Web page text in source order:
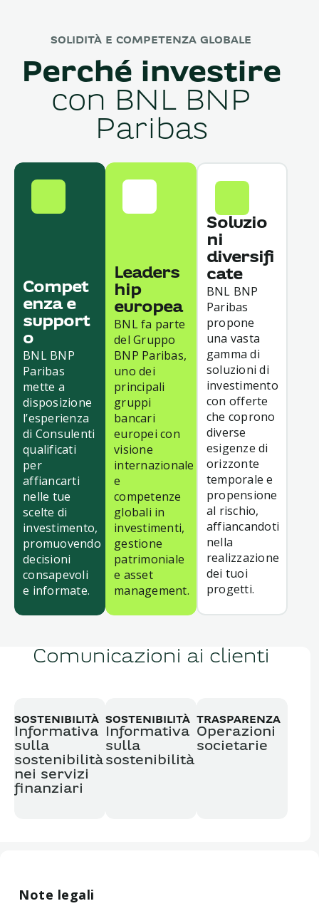
SOLIDITÀ E COMPETENZA GLOBALE
Perché investire
con BNL BNP
Paribas
Compet
enza e
support
o
BNL BNP
Paribas
mette a
disposizione
l’esperienza
di Consulenti
qualificati
per
affiancarti
nelle tue
scelte di
investimento,
promuovendo
decisioni
consapevoli
e informate.
Leaders
hip
europea
BNL fa parte
del Gruppo
BNP Paribas,
uno dei
principali
gruppi
bancari
europei con
visione
internazionale
e
competenze
globali in
investimenti,
gestione
patrimoniale
e asset
management.
Soluzio
ni
diversifi
cate
BNL BNP
Paribas
propone
una vasta
gamma di
soluzioni di
investimento
con offerte
che coprono
diverse
esigenze di
orizzonte
temporale e
propensione
al rischio,
affiancandoti
nella
realizzazione
dei tuoi
progetti.
Comunicazioni ai clienti
SOSTENIBILITÀ
Informativa
sulla
sostenibilità
nei servizi
finanziari
SOSTENIBILITÀ
Informativa
sulla
sostenibilità
TRASPARENZA
Operazioni
societarie
Note legali